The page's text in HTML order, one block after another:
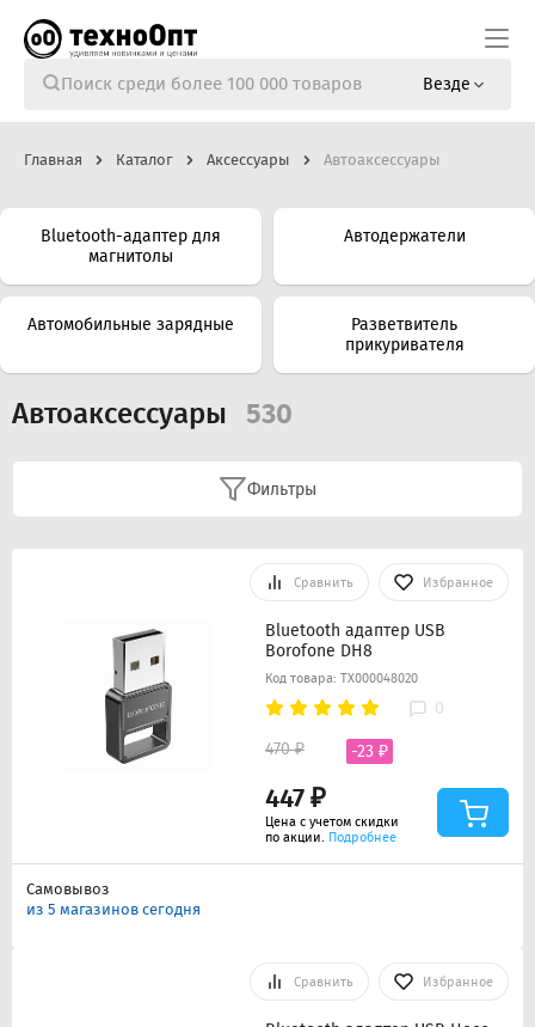
Везде
Главная Каталог Аксессуары Автоаксессуары
Bluetooth-адаптер для
магнитолы
Автодержатели
Автомобильные зарядные
Разветвитель
прикуривателя
Автоаксессуары 530
Фильтры
Сравнить Избранное
Bluetooth адаптер USB
Borofone DH8
Код товара: ТХ000048020
0
447 ₽
470 ₽ -23 ₽
Цена с учетом скидки
по акции. Подробнее
Самовывоз
из 5 магазинов сегодня
Сравнить Избранное